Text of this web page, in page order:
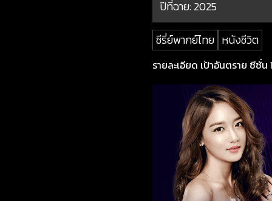
ปีที่ฉาย:2025
ซีรี่ย์พากย์ไทย หนังชีวิต
รายละเอียด เป้าอันตราย ซีซั่น